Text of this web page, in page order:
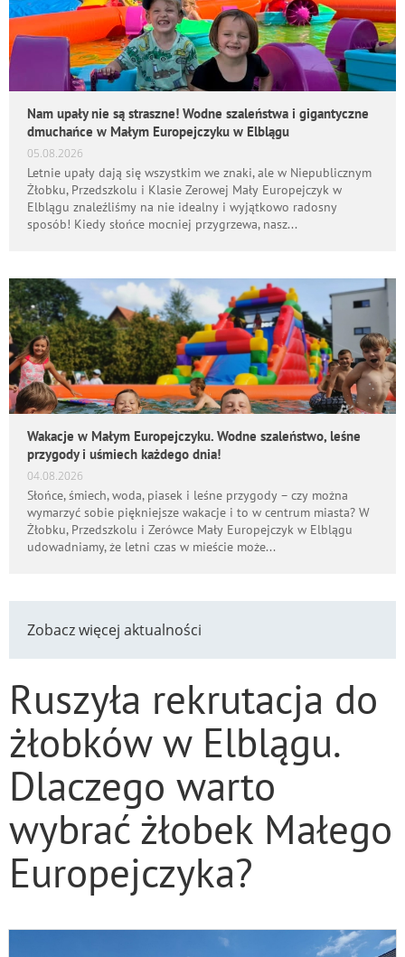
Nam upały nie są straszne! Wodne szaleństwa i gigantyczne
dmuchańce w Małym Europejczyku w Elblągu
05.08.2026
Letnie upały dają się wszystkim we znaki, ale w Niepublicznym
Żłobku, Przedszkolu i Klasie Zerowej Mały Europejczyk w
Elblągu znaleźliśmy na nie idealny i wyjątkowo radosny
sposób! Kiedy słońce mocniej przygrzewa, nasz...
Wakacje w Małym Europejczyku. Wodne szaleństwo, leśne
przygody i uśmiech każdego dnia!
04.08.2026
Słońce, śmiech, woda, piasek i leśne przygody – czy można
wymarzyć sobie piękniejsze wakacje i to w centrum miasta? W
Żłobku, Przedszkolu i Zerówce Mały Europejczyk w Elblągu
udowadniamy, że letni czas w mieście może...
Zobacz więcej aktualności
Ruszyła rekrutacja do
żłobków w Elblągu.
Dlaczego warto
wybrać żłobek Małego
Europejczyka?